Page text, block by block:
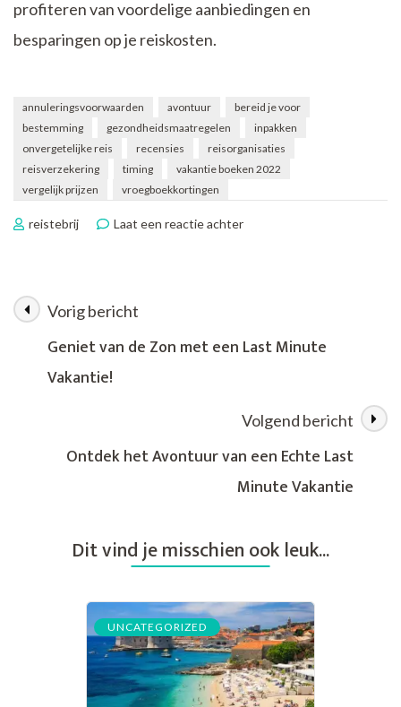
profiteren van voordelige aanbiedingen en
besparingen op je reiskosten.
annuleringsvoorwaarden avontuur
bereid je voor
bestemming
gezondheidsmaatregelen
inpakken
onvergetelijke reis
recensies
reisorganisaties
reisverzekering
timing
vakantie boeken 2022
vergelijk prijzen
vroegboekkortingen
reistebrij Laat een reactie achterop
2022
Berichtnavigatie
Vorig bericht
Geniet van de Zon met een Last Minute
Vakantie!
Volgend bericht
Ontdek het Avontuur van een Echte Last
Minute Vakantie
Dit vind je misschien ook leuk...
UNCATEGORIZED